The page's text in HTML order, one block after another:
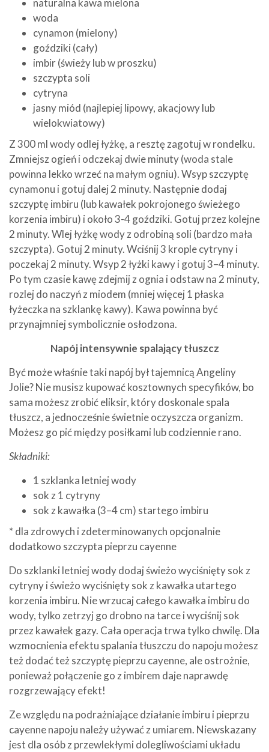
naturalna kawa mielona
woda
cynamon (mielony)
goździki (cały)
imbir (świeży lub w proszku)
szczypta soli
cytryna
jasny miód (najlepiej lipowy, akacjowy lub
wielokwiatowy)
Z 300 ml wody odlej łyżkę, a resztę zagotuj w rondelku.
Zmniejsz ogień i odczekaj dwie minuty (woda stale
powinna lekko wrzeć na małym ogniu). Wsyp szczyptę
cynamonu i gotuj dalej 2 minuty. Następnie dodaj
szczyptę imbiru (lub kawałek pokrojonego świeżego
korzenia imbiru) i około 3-4 goździki. Gotuj przez kolejne
2 minuty. Wlej łyżkę wody z odrobiną soli (bardzo mała
szczypta). Gotuj 2 minuty. Wciśnij 3 krople cytryny i
poczekaj 2 minuty. Wsyp 2 łyżki kawy i gotuj 3–4 minuty.
Po tym czasie kawę zdejmij z ognia i odstaw na 2 minuty,
rozlej do naczyń z miodem (mniej więcej 1 płaska
łyżeczka na szklankę kawy). Kawa powinna być
przynajmniej symbolicznie osłodzona.
Napój intensywnie spalający tłuszcz
Być może właśnie taki napój był tajemnicą Angeliny
Jolie? Nie musisz kupować kosztownych specyfików, bo
sama możesz zrobić eliksir, który doskonale spala
tłuszcz, a jednocześnie świetnie oczyszcza organizm.
Możesz go pić między posiłkami lub codziennie rano.
Składniki:
1 szklanka letniej wody
sok z 1 cytryny
sok z kawałka (3–4 cm) startego imbiru
* dla zdrowych i zdeterminowanych opcjonalnie
dodatkowo szczypta pieprzu cayenne
Do szklanki letniej wody dodaj świeżo wyciśnięty sok z
cytryny i świeżo wyciśnięty sok z kawałka utartego
korzenia imbiru. Nie wrzucaj całego kawałka imbiru do
wody, tylko zetrzyj go drobno na tarce i wyciśnij sok
przez kawałek gazy. Cała operacja trwa tylko chwilę. Dla
wzmocnienia efektu spalania tłuszczu do napoju możesz
też dodać też szczyptę pieprzu cayenne, ale ostrożnie,
ponieważ połączenie go z imbirem daje naprawdę
rozgrzewający efekt!
Ze względu na podrażniające działanie imbiru i pieprzu
cayenne napoju należy używać z umiarem. Niewskazany
jest dla osób z przewlekłymi dolegliwościami układu